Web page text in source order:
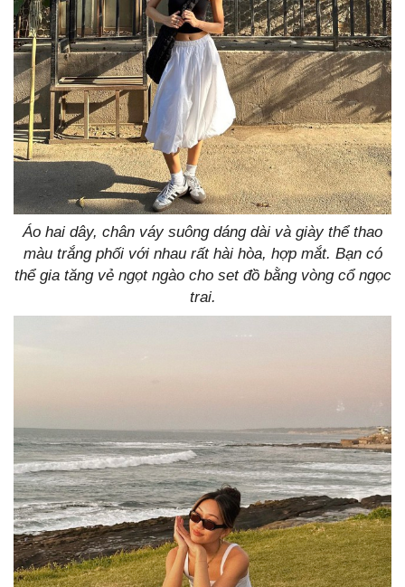
Áo hai dây, chân váy suông dáng dài và giày thể thao
màu trắng phối với nhau rất hài hòa, hợp mắt. Bạn có
thể gia tăng vẻ ngọt ngào cho set đồ bằng vòng cổ ngọc
trai.